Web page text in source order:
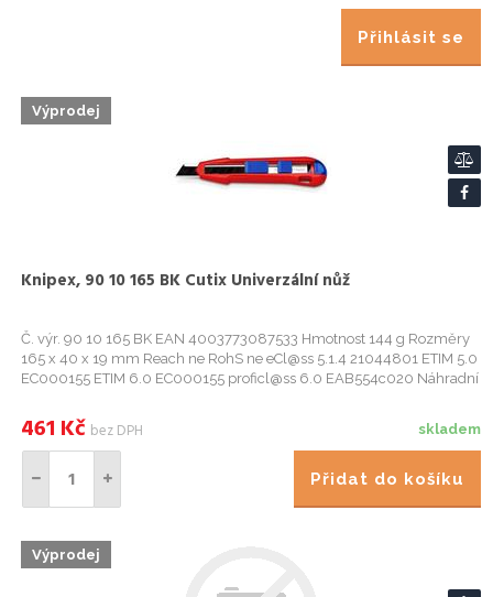
Přihlásit se
Knipex, 90 10 165 BK Cutix Univerzální nůž
Č. výr. 90 10 165 BK EAN 4003773087533 Hmotnost 144 g Rozměry
165 x 40 x 19 mm Reach ne RohS ne eCl@ss 5.1.4 21044801 ETIM 5.0
EC000155 ETIM 6.0 EC000155 proficl@ss 6.0 EAB554c020 Náhradní
skladem
461 Kč bez DPH
Přidat do košíku
Výprodej
Výprodej